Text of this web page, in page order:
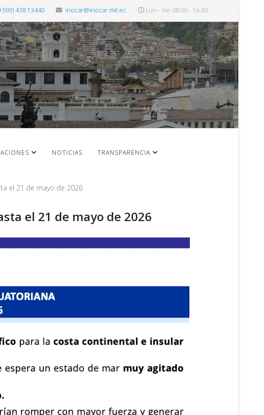
438 13440 inocar@inocar.mil.ec Lun - Vie 08:00 - 16:30
NOTICIAS TRANSPARENCIA
el 21 de mayo de 2026
el 21 de mayo de 2026